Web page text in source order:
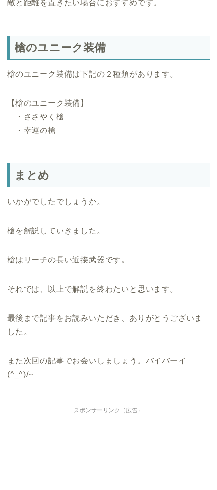
敵と距離を置きたい場合におすすめです。
槍のユニーク装備
槍のユニーク装備は下記の２種類があります。
【槍のユニーク装備】
・ささやく槍
・幸運の槍
まとめ
いかがでしたでしょうか。
槍を解説していきました。
槍はリーチの長い近接武器です。
それでは、以上で解説を終わたいと思います。
最後まで記事をお読みいただき、ありがとうございま
した。
また次回の記事でお会いしましょう。バイバーイ
(^_^)/~
スポンサーリンク（広告）